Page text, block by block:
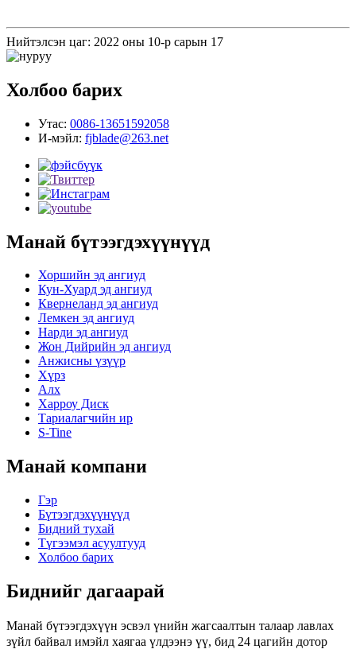
Нийтэлсэн цаг: 2022 оны 10-р сарын 17
Холбоо барих
Утас: 0086-13651592058
И-мэйл: fjblade@263.net
Манай бүтээгдэхүүнүүд
Хоршийн эд ангиуд
Кун-Хуард эд ангиуд
Квернеланд эд ангиуд
Лемкен эд ангиуд
Нарди эд ангиуд
Жон Дийрийн эд ангиуд
Анжисны үзүүр
Хүрз
Алх
Харроу Диск
Тариалагчийн ир
S-Tine
Манай компани
Гэр
Бүтээгдэхүүнүүд
Бидний тухай
Түгээмэл асуултууд
Холбоо барих
Биднийг дагаарай
Манай бүтээгдэхүүн эсвэл үнийн жагсаалтын талаар лавлах
зүйл байвал имэйл хаягаа үлдээнэ үү, бид 24 цагийн дотор